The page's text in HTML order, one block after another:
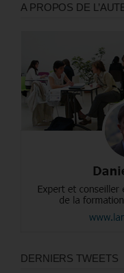
A PROPOS DE
DERNIERS TWEETS